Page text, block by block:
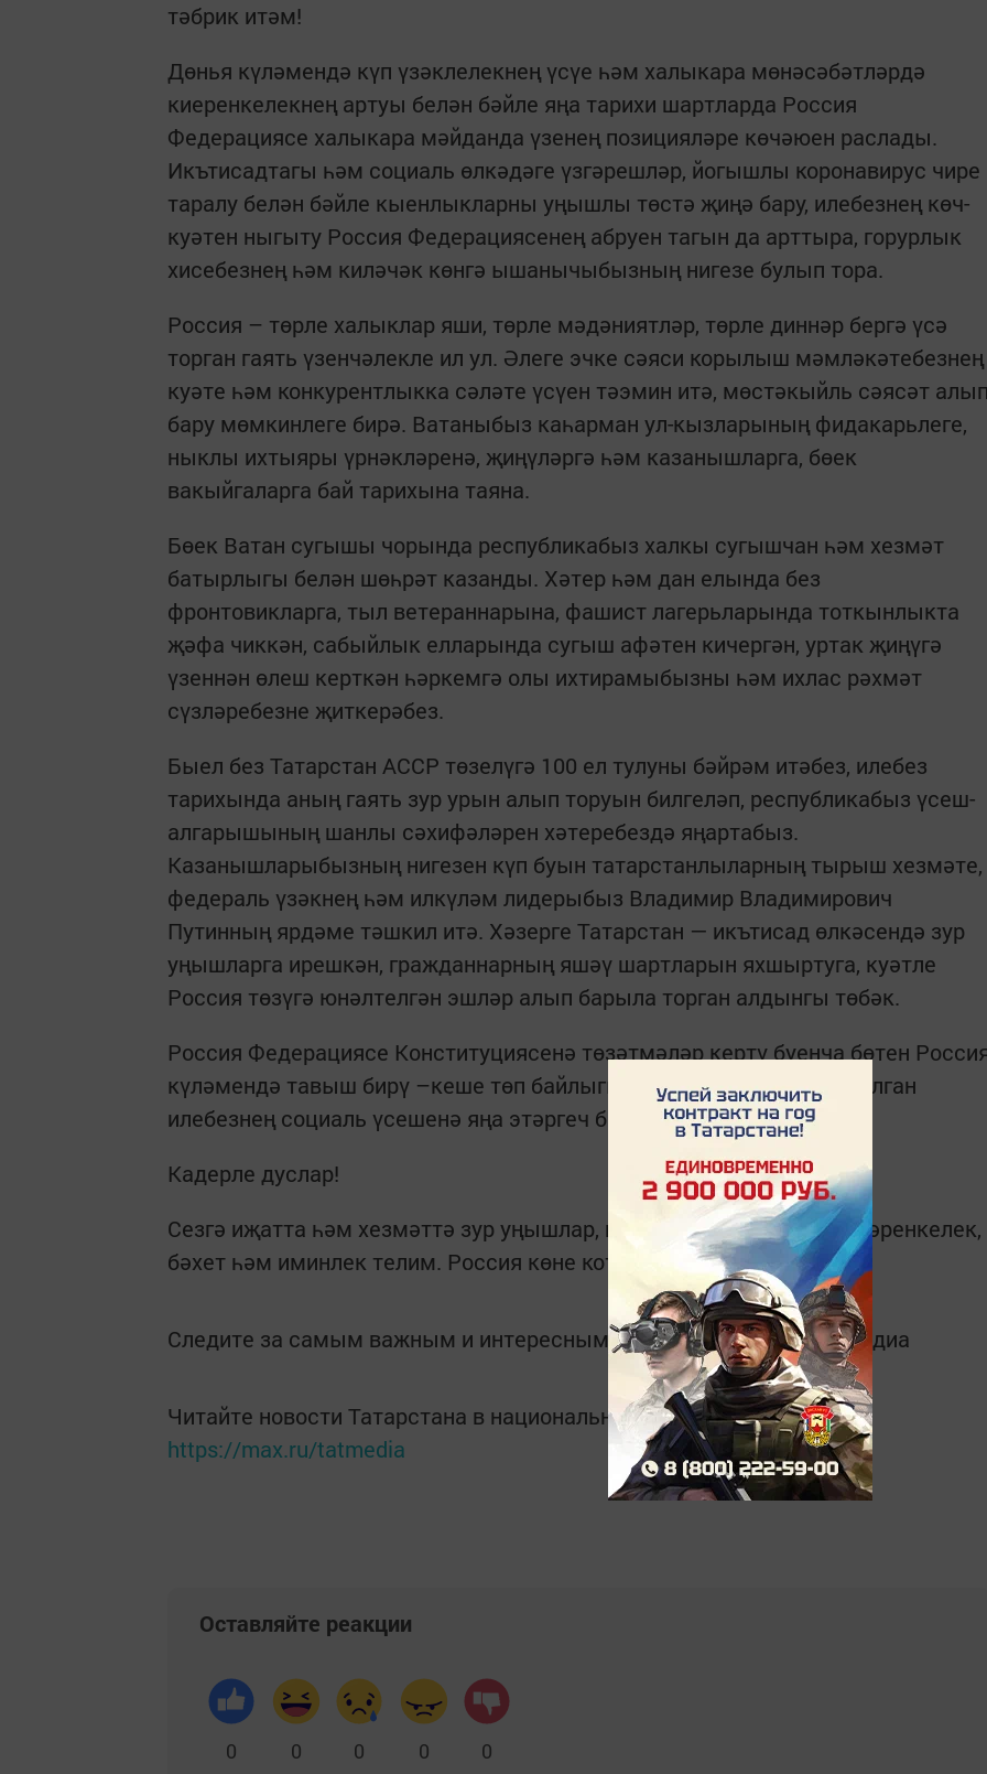
тәбрик итәм!
Дөнья күләмендә күп үзәклелекнең үсүе һәм халыкара мөнәсәбәтләрдә
киеренкелекнең артуы белән бәйле яңа тарихи шартларда Россия
Федерациясе халыкара мәйданда үзенең позицияләре көчәюен раслады.
Икътисадтагы һәм социаль өлкәдәге үзгәрешләр, йогышлы коронавирус чире
таралу белән бәйле кыенлыкларны уңышлы төстә җиңә бару, илебезнең көч-
куәтен ныгыту Россия Федерациясенең абруен тагын да арттыра, горурлык
хисебезнең һәм киләчәк көнгә ышанычыбызның нигезе булып тора.
Россия – төрле халыклар яши, төрле мәдәниятләр, төрле диннәр бергә үсә
торган гаять үзенчәлекле ил ул. Әлеге эчке сәяси корылыш мәмләкәтебезнең
куәте һәм конкурентлыкка сәләте үсүен тәэмин итә, мөстәкыйль сәясәт
бару мөмкинлеге бирә. Ватаныбыз каһарман ул-кызларының фидакарьлеге,
ныклы ихтыяры үрнәкләренә, җиңүләргә һәм казанышларга, бөек
вакыйгаларга бай тарихына таяна.
Бөек Ватан сугышы чорында республикабыз халкы сугышчан һәм хезмәт
батырлыгы белән шөһрәт казанды. Хәтер һәм дан елында без
фронтовикларга, тыл ветераннарына, фашист лагерьларында тоткынлыкта
җәфа чиккән, сабыйлык елларында сугыш афәтен кичергән, уртак җиңүгә
үзеннән өлеш керткән һәркемгә олы ихтирамыбызны һәм ихлас рәхмәт
сүзләребезне җиткерәбез.
Быел без Татарстан АССР төзелүгә 100 ел тулуны бәйрәм итәбез, илебез
тарихында аның гаять зур урын алып торуын билгеләп, республикабыз үсеш-
алгарышының шанлы сәхифәләрен хәтеребездә яңартабыз.
Казанышларыбызның нигезен күп буын татарстанлыларның тырыш хезмәте,
федераль үзәкнең һәм илкүләм лидерыбыз Владимир Владимирович
Путинның ярдәме тәшкил итә. Хәзерге Татарстан — икътисад өлкәсендә зур
уңышларга ирешкән, гражданнарның яшәү шартларын яхшыртуга, куәтле
Россия төзүгә юнәлтелгән эшләр алып барыла торган алдынгы төбәк.
Россия Федерациясе Конституциясенә төзәтмәләр кертү буенча бөтен
күләмендә тавыш бирү –кеше төп байлыгы һәм хәзинәсе дип танылган
илебезнең социаль үсешенә яңа этәргеч бирәчәк.
Кадерле дуслар!
Сезгә иҗатта һәм хезмәттә зур уңышлар, исәнлек-саулык, рухи күтәренкелек,
бәхет һәм иминлек телим. Россия көне котлы булсын!
Следите за самым важным и интересным вTelegram-каналеТатмедиа
Читайте новости Татарстана в национальном мессенджере MАХ:
https://max.ru/tatmedia
Оставляйте реакции
0 0 0 0 0